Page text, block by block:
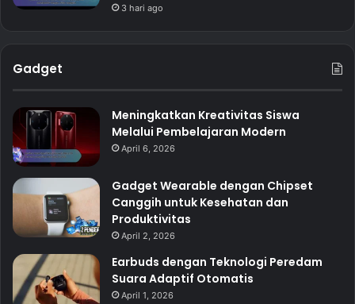
3 hari ago
Gadget
Meningkatkan Kreativitas Siswa
Melalui Pembelajaran Modern
April 6, 2026
Gadget Wearable dengan Chipset
Canggih untuk Kesehatan dan
Produktivitas
April 2, 2026
Earbuds dengan Teknologi Peredam
Suara Adaptif Otomatis
April 1, 2026